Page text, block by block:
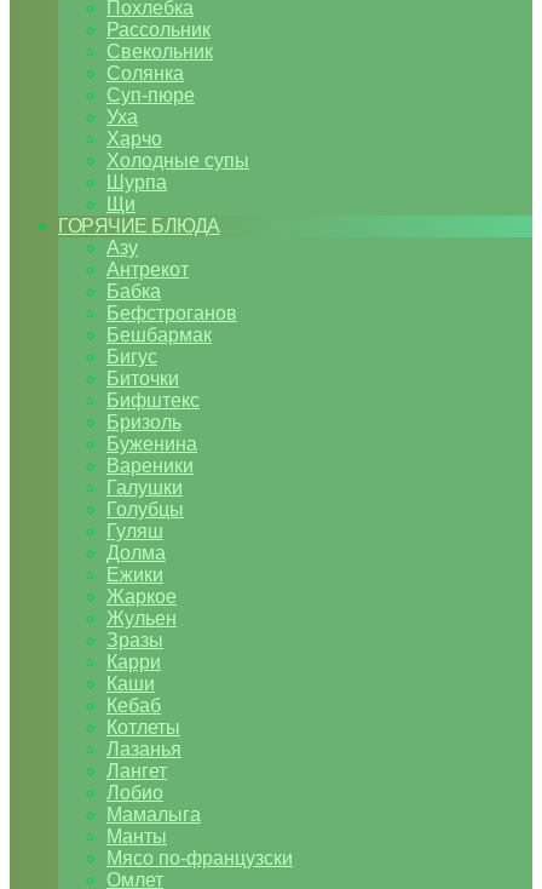
Похлебка
Рассольник
Свекольник
Солянка
Суп-пюре
Уха
Харчо
Холодные супы
Шурпа
Щи
ГОРЯЧИЕ БЛЮДА
Азу
Антрекот
Бабка
Бефстроганов
Бешбармак
Бигус
Биточки
Бифштекс
Бризоль
Буженина
Вареники
Галушки
Голубцы
Гуляш
Долма
Ежики
Жаркое
Жульен
Зразы
Карри
Каши
Кебаб
Котлеты
Лазанья
Лангет
Лобио
Мамалыга
Манты
Мясо по-французски
Омлет